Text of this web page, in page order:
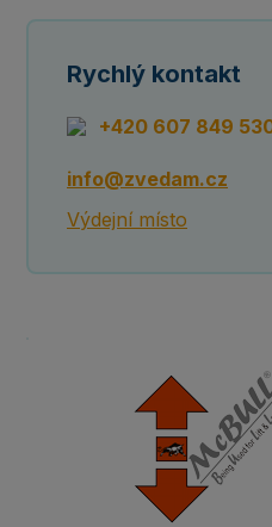
Rychlý kontakt
+420 607 849
info@zvedam.cz
Výdejní místo